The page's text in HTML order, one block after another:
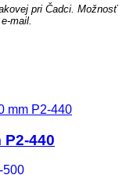
pri Čadci. Možnosť
mail.
P2-440